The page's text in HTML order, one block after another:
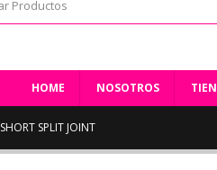
HOME NOSOTROS
SHORT SPLIT JOINT